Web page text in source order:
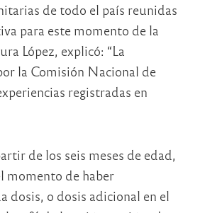
de todo el país reunidas
para este momento de la
López, explicó: “La
la Comisión Nacional de
registradas en
de los seis meses de edad,
momento de haber
dosis, o dosis adicional en el